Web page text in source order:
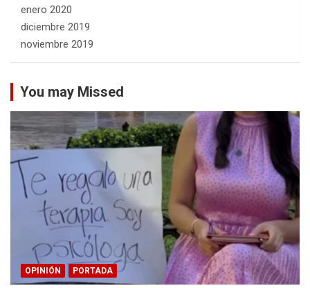
enero 2020
diciembre 2019
noviembre 2019
You may Missed
OPINIÓN PORTADA